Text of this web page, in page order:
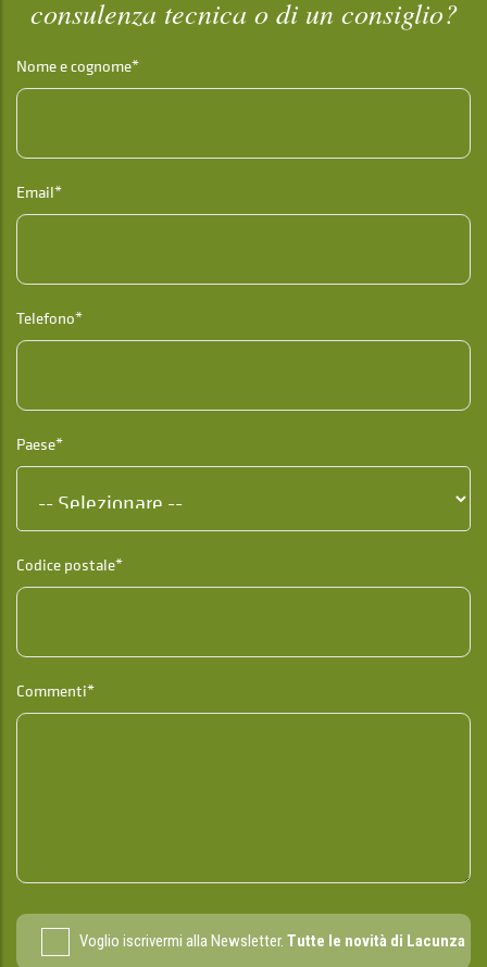
consulenza tecnica o di un consiglio?
Nome e cognome*
Email*
Telefono*
Paese*
Codice postale*
Commenti*
Voglio iscrivermi alla Newsletter. Tutte le novità di Lacunza